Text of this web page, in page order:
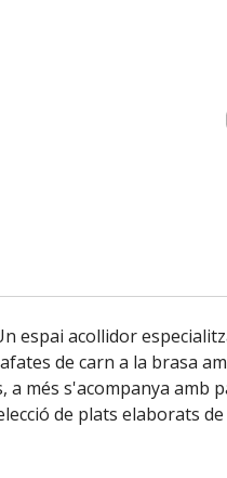
espai acollidor
de carn a la brasa
més s'acompanya amb
de plats elaborats